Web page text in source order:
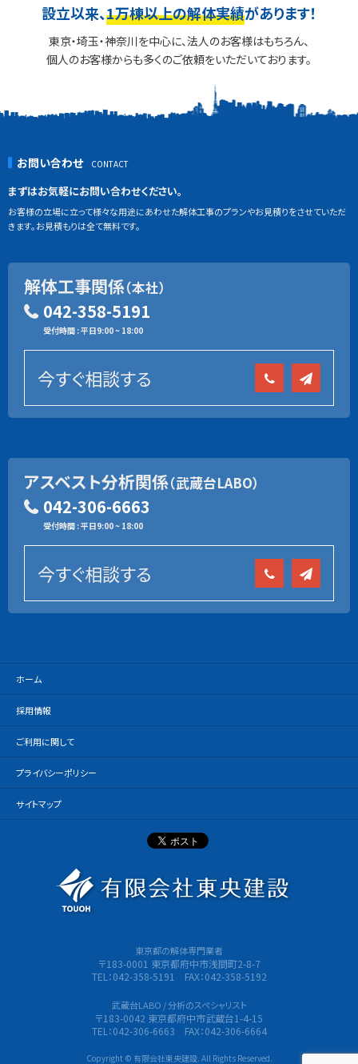
設立以来、1万棟以上の解体実績があります！
東京・埼玉・神奈川を中心に、法人のお客様はもちろん、
個人のお客様からも多くのご依頼をいただいております。
お問い合わせ
まずはお気軽にお問い合わせください。
お客様の立場に立って様々な用途にあわせた解体工事のプランやお見積りをさせていただ
きます。お見積もりは全て無料です。
解体工事関係（本社）
042-358-5191
受付時間 : 平日9:00 ~ 18:00
今すぐ相談する
アスベスト分析関係（武蔵台LABO）
042-306-6663
受付時間 : 平日9:00 ~ 18:00
今すぐ相談する
ホーム
採用情報
ご利用に関して
プライバシーポリシー
サイトマップ
東京都の解体専門業者
〒183-0001 東京都府中市浅間町2-8-7
TEL：042-358-5191 FAX：042-358-5192
武蔵台LABO / 分析のスペシャリスト
〒183-0042 東京都府中市武蔵台1-4-15
TEL：042-306-6663 FAX：042-306-6664
Copyright © 有限会社東央建設. All Rights Reserved.